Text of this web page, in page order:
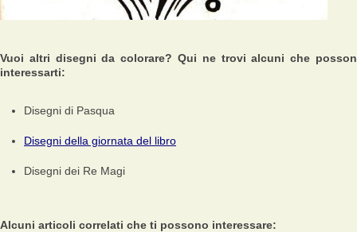
Vuoi altri disegni da colorare? Qui ne trovi alcuni che
interessarti:
Disegni di Pasqua
Disegni della giornata del libro
Disegni dei Re Magi
Alcuni articoli correlati che ti possono interessare: